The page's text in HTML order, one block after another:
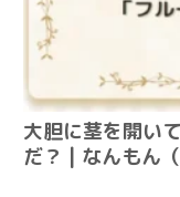
大胆に茎を開い
だ？ | なんもん